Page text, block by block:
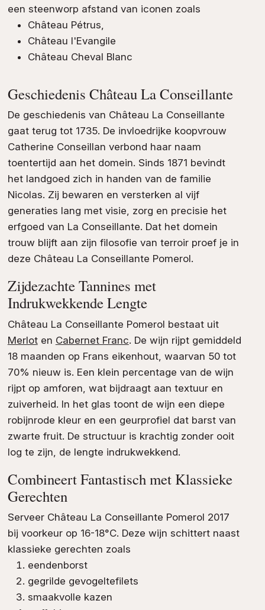
een steenworp afstand van iconen zoals
Château Pétrus,
Château l'Evangile
Château Cheval Blanc
Geschiedenis Château La Conseillante
De geschiedenis van Château La Conseillante
gaat terug tot 1735. De invloedrijke koopvrouw
Catherine Conseillan verbond haar naam
toentertijd aan het domein. Sinds 1871 bevindt
het landgoed zich in handen van de familie
Nicolas. Zij bewaren en versterken al vijf
generaties lang met visie, zorg en precisie het
erfgoed van La Conseillante. Dat het domein
trouw blijft aan zijn filosofie van terroir proef je in
deze Château La Conseillante Pomerol.
Zijdezachte Tannines met
Indrukwekkende Lengte
Château La Conseillante Pomerol bestaat uit
Merloten Cabernet Franc. De wijn rijpt gemiddeld
18 maanden op Frans eikenhout, waarvan 50 tot
70% nieuw is. Een klein percentage van de wijn
rijpt op amforen, wat bijdraagt aan textuur en
zuiverheid. In het glas toont de wijn een diepe
robijnrode kleur en een geurprofiel dat barst van
zwarte fruit. De structuur is krachtig zonder ooit
log te zijn, de lengte indrukwekkend.
Combineert Fantastisch met Klassieke
Gerechten
Serveer Château La Conseillante Pomerol 2017
bij voorkeur op 16-18°C. Deze wijn schittert naast
klassieke gerechten zoals
eendenborst
gegrilde gevogeltefilets
smaakvolle kazen